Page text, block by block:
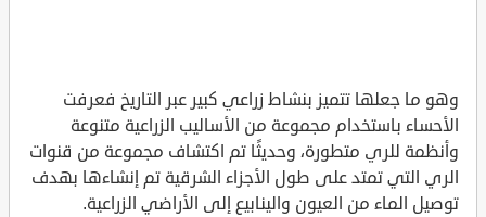
وهو ما جعلها تتميز بنشاط زراعي كبير عبر التاريخ فعرفت
الأحساء باستخدام مجموعة من الأساليب الزراعية متنوعة
وأنظمة للري متطورة، وحديثًا تم اكتشاف مجموعة من قنوات
الري التي تمتد على طول الأجزاء الشرقية تم إنشاءها بهدف
توصيل الماء من العيون والينابيع إلى الأراضي الزراعية.